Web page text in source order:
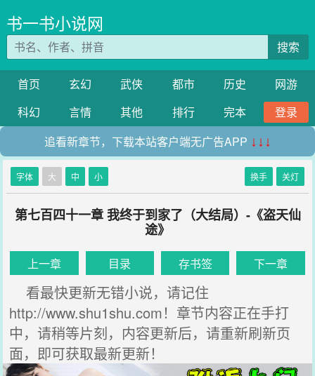
书一书小说网
搜索
首页 玄幻 武侠 都市 历史
网游
科幻
言情 其他 排行 完本
登录
追看新章节，下载本站客户端无广告APP ↓↓↓
字体 大 中 小 换手 关灯
第七百四十一章 我终于到家了（大结局）-《盗天仙
途》
上一章 目录 存书签 下一章
看最快更新无错小说，请记住
http://www.shu1shu.com！章节内容正在手打
中，请稍等片刻，内容更新后，请重新刷新页
面，即可获取最新更新！